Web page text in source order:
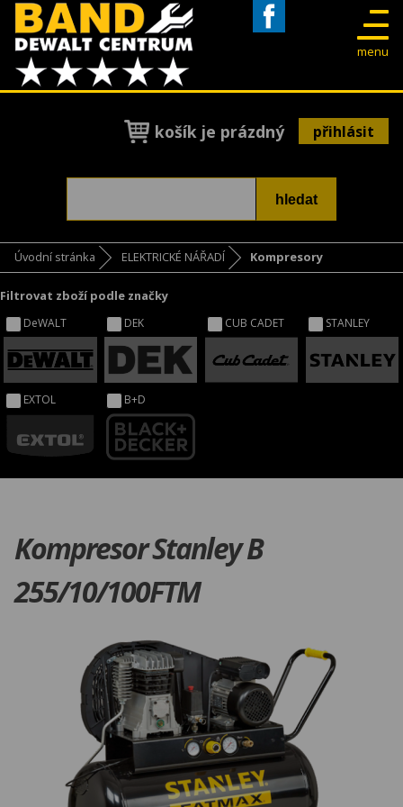
menu
košík je prázdný přihlásit
Úvodní stránka ELEKTRICKÉ NÁŘADÍ Kompresory
Filtrovat zboží podle značky
DeWALT DEK CUB CADET STANLEY
EXTOL B+D
Kompresor Stanley B
255/10/100FTM